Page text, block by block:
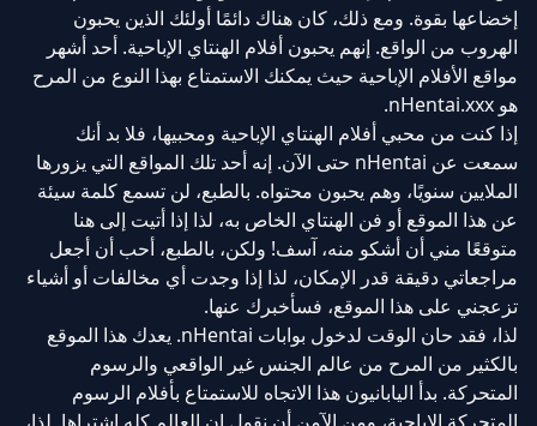
إخضاعها بقوة. ومع ذلك، كان هناك دائمًا أولئك الذين يحبون
الهروب من الواقع. إنهم يحبون أفلام الهنتاي الإباحية. أحد أشهر
مواقع الأفلام الإباحية حيث يمكنك الاستمتاع بهذا النوع من المرح
هو nHentai.xxx.
إذا كنت من محبي أفلام الهنتاي الإباحية ومحبيها، فلا بد أنك
سمعت عن nHentai حتى الآن. إنه أحد تلك المواقع التي يزورها
الملايين سنويًا، وهم يحبون محتواه. بالطبع، لن تسمع كلمة سيئة
عن هذا الموقع أو فن الهنتاي الخاص به، لذا إذا أتيت إلى هنا
متوقعًا مني أن أشكو منه، آسف! ولكن، بالطبع، أحب أن أجعل
مراجعاتي دقيقة قدر الإمكان، لذا إذا وجدت أي مخالفات أو أشياء
تزعجني على هذا الموقع، فسأخبرك عنها.
لذا، فقد حان الوقت لدخول بوابات nHentai. يعدك هذا الموقع
بالكثير من المرح من عالم الجنس غير الواقعي والرسوم
المتحركة. بدأ اليابانيون هذا الاتجاه للاستمتاع بأفلام الرسوم